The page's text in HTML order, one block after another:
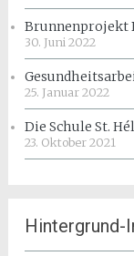
Brunnenprojekt
30. Juni 2022
25. Januar 2022
Die Schule St.
23. Oktober 2021
Hintergrund-